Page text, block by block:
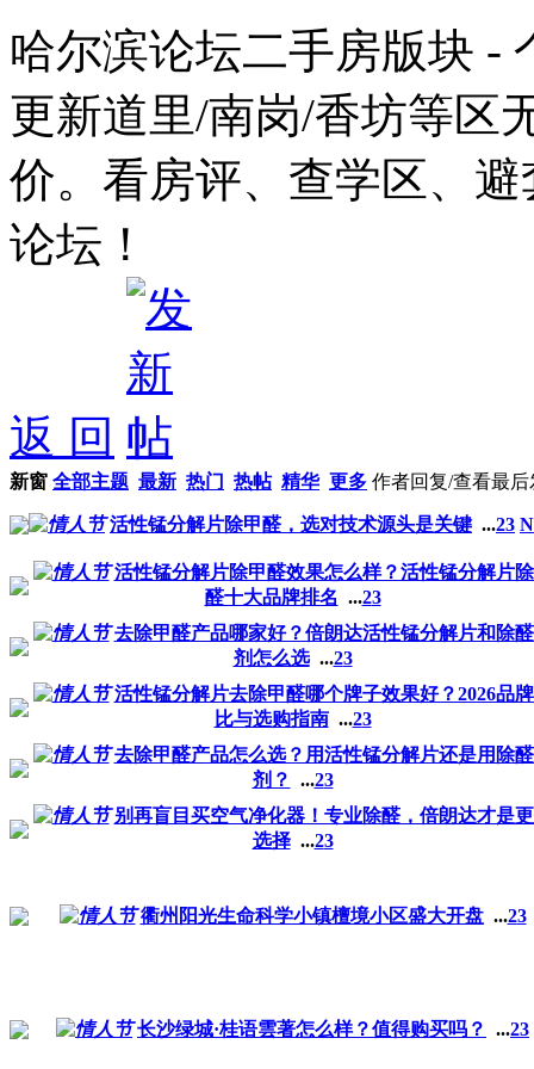
哈尔滨论坛二手房版块 -
更新道里/南岗/香坊等区
价。看房评、查学区、
论坛！
返 回
新窗 全部主题 最新 热门 热帖 精华 更多 作者回复/查看最后
活性锰分解片除甲醛，选对技术源头是关键 ...23
活性锰分解片除甲醛效果怎么样？活性锰分解片
醛十大品牌排名 ...23
去除甲醛产品哪家好？倍朗达活性锰分解片和除
剂怎么选 ...23
活性锰分解片去除甲醛哪个牌子效果好？2026品
比与选购指南 ...23
去除甲醛产品怎么选？用活性锰分解片还是用除
剂？
...23
别再盲目买空气净化器！专业除醛，倍朗达才是
选择 ...23
衢州阳光生命科学小镇檀境小区盛大开盘 ...23
长沙绿城·桂语雲著怎么样？值得购买吗？ ...23